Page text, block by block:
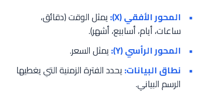
المحور الأفقي (X):
يمثل الوقت (دقائق،
ساعات، أيام، أسابيع، أشهر).
المحور الرأسي (Y):
يمثل السعر.
نطاق البيانات:يحدد الفترة الزمنية التي يغطيها
الرسم البياني.